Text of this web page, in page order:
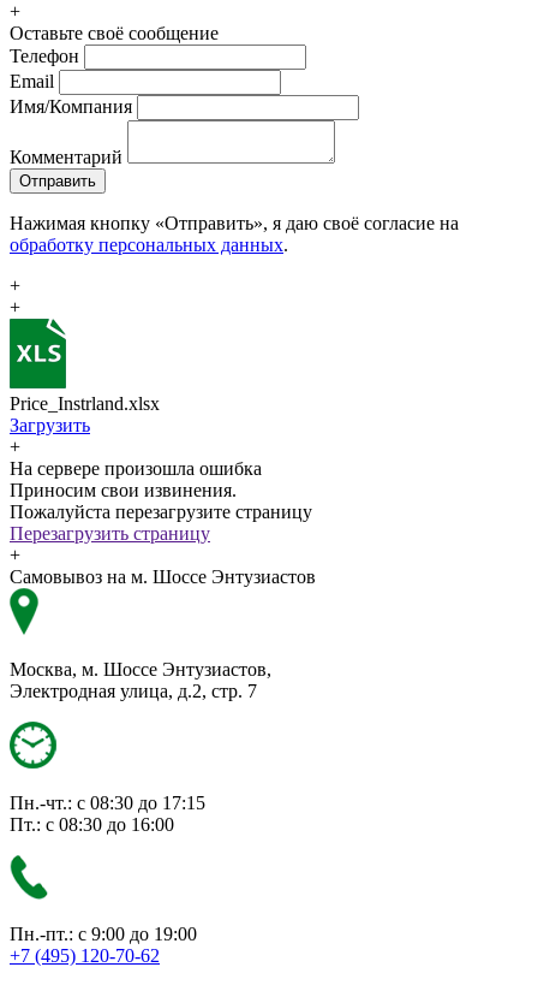
+
Оставьте своё сообщение
Телефон
Email
Имя/Компания
Комментарий
Отправить
Нажимая кнопку «Отправить», я даю своё согласие на
обработку персональных данных.
+
+
Price_Instrland.xlsx
Загрузить
+
На сервере произошла ошибка
Приносим свои извинения.
Пожалуйста перезагрузите страницу
Перезагрузить страницу
+
Самовывоз на м. Шоссе Энтузиастов
Москва, м. Шоссе Энтузиастов,
Электродная улица, д.2, стр. 7
Пн.-чт.: с 08:30 до 17:15
Пт.: с 08:30 до 16:00
Пн.-пт.: с 9:00 до 19:00
+7 (495) 120-70-62